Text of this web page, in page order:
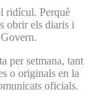
ridícul. Perquè
obrir els diaris i
per setmana, tant
o originals en la
oficials.